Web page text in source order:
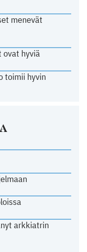
menevät
ovat hyviä
toimii hyvin
arkkiatrin